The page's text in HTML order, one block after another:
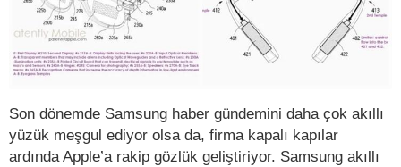
Son dönemde Samsung haber gündemini daha çok akıllı
yüzük meşgul ediyor olsa da, firma kapalı kapılar
ardında Apple’a rakip gözlük geliştiriyor. Samsung akıllı